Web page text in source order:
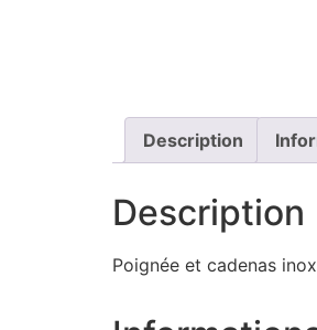
Description
Description
Poignée et cadenas inox